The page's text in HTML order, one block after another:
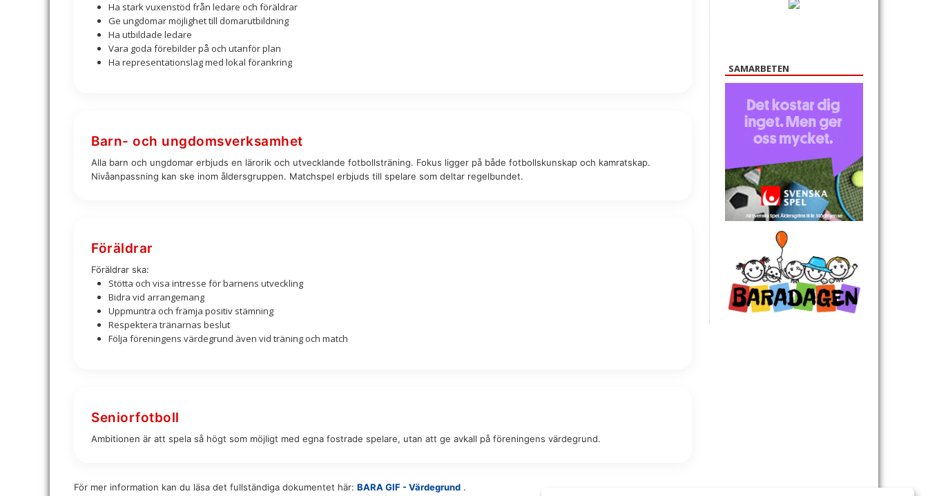
Ha stark vuxenstöd från ledare och föräldrar
Ge ungdomar möjlighet till domarutbildning
Ha utbildade ledare
Vara goda förebilder på och utanför plan
Ha representationslag med lokal förankring
Barn- och ungdomsverksamhet
Alla barn och ungdomar erbjuds en lärorik och utvecklande fotbollsträning. Fokus ligger på både fotbollskunskap och kamratskap.
Nivåanpassning kan ske inom åldersgruppen. Matchspel erbjuds till spelare som deltar regelbundet.
Föräldrar
Föräldrar ska:
Stötta och visa intresse för barnens utveckling
Bidra vid arrangemang
Uppmuntra och främja positiv stämning
Respektera tränarnas beslut
Följa föreningens värdegrund även vid träning och match
Seniorfotboll
Ambitionen är att spela så högt som möjligt med egna fostrade spelare, utan att ge avkall på föreningens värdegrund.
För mer information kan du läsa det fullständiga dokumentet här: BARA GIF - Värdegrund .
SAMARBETEN